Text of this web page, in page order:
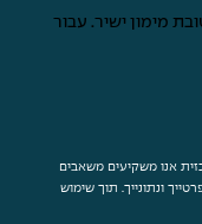
מימון ישיר. עבור
אנו משקיעים משאבים
ונתונייך. תוך שימוש